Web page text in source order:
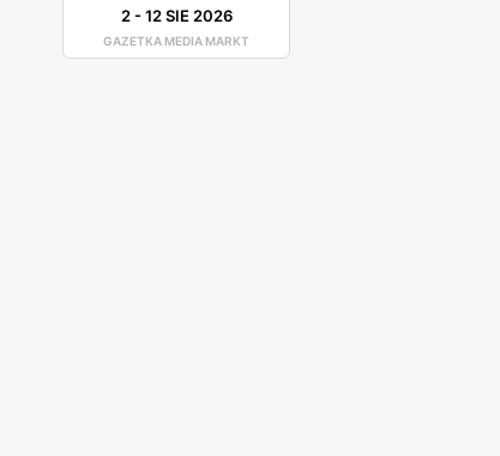
2-12 SIE 2026
GAZETKA MEDIA MARKT